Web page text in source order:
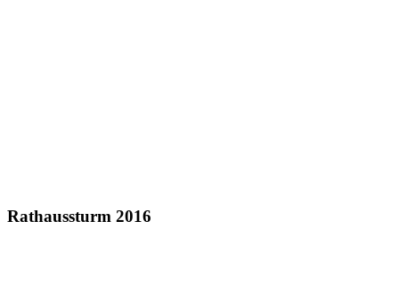
Rathaussturm 2016